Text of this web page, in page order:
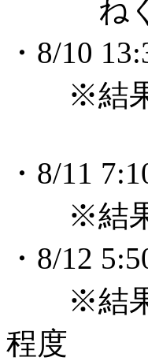
ねぐら
・8/10
※結果
・8/11
※結果
・8/12
※結果
程度